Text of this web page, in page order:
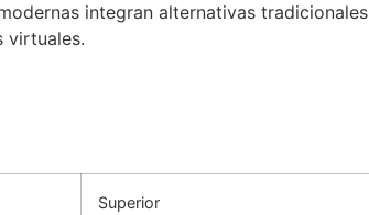
integran alternativas tradicionales
virtuales.
Superior